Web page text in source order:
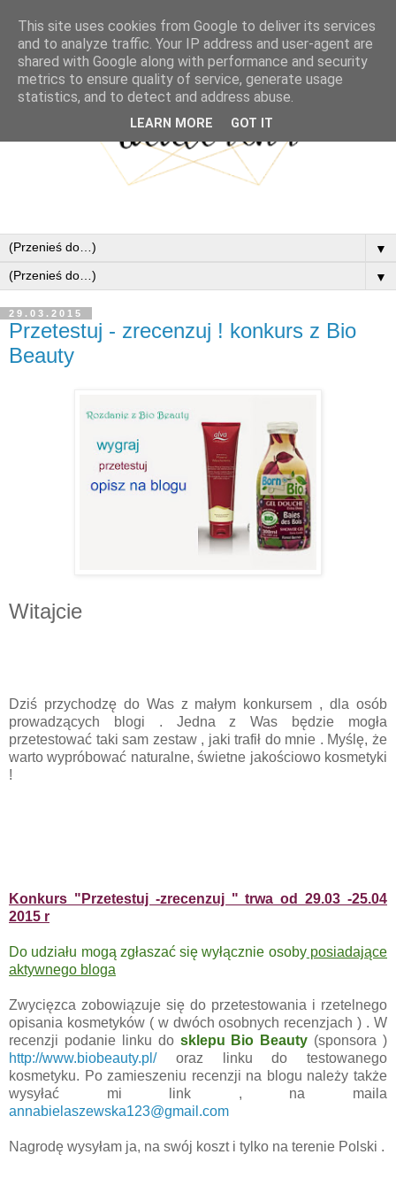
▼
▼
29.03.2015
Przetestuj - zrecenzuj ! konkurs z Bio
Beauty
Witajcie
Dziś przychodzę do Was z małym konkursem , dla osób
prowadzących blogi . Jedna z Was będzie mogła
przetestować taki sam zestaw , jaki trafił do mnie . Myślę, że
warto wypróbować naturalne, świetne jakościowo kosmetyki
!
Konkurs "Przetestuj -zrecenzuj " trwa od 29.03 -25.04
2015 r
Do udziału mogą zgłaszać się wyłącznie osobyposiadające
aktywnego bloga
Zwycięzca zobowiązuje się do przetestowania i rzetelnego
opisania kosmetyków ( w dwóch osobnych recenzjach ) . W
recenzji podanie linku do sklepu Bio Beauty (sponsora )
http://www.biobeauty.pl/oraz linku do testowanego
kosmetyku. Po zamieszeniu recenzji na blogu należy także
wysyłać mi link , na maila
annabielaszewska123@gmail.com
Nagrodę wysyłam ja, na swój koszt i tylko na terenie Polski .
This site uses cookies from Google to deliver its services
and to analyze traffic. Your IP address and user-agent are
shared with Google along with performance and security
metrics to ensure quality of service, generate usage
statistics, and to detect and address abuse.
LEARN MORE GOT IT